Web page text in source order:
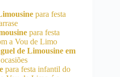
para festa
para festa
a Vou de Limo
de Limousine em
para festa infantil do